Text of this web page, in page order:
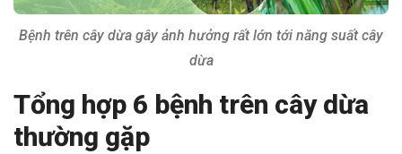
Bệnh trên cây dừa gây ảnh hưởng rất lớn tới năng suất cây
dừa
Tổng hợp 6 bệnh trên cây dừa
thường gặp